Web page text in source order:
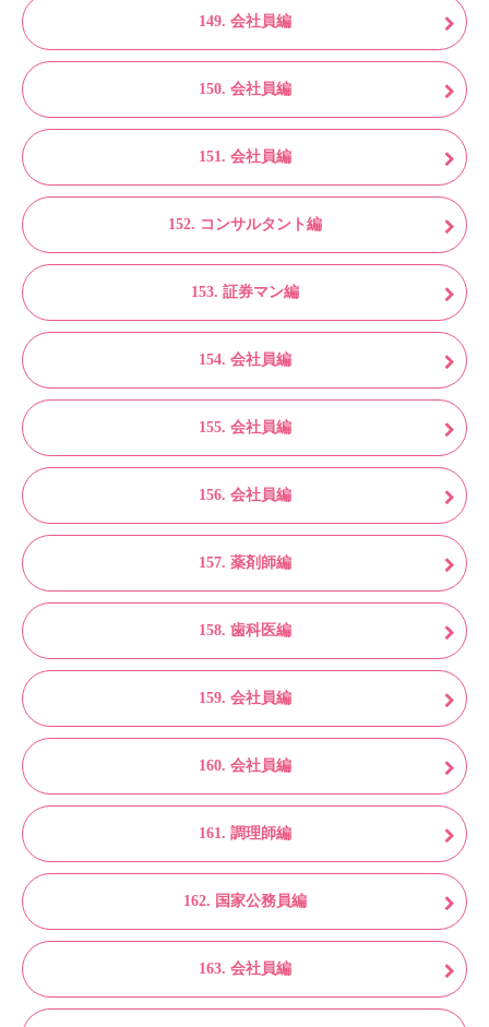
149. 会社員編
150. 会社員編
151. 会社員編
152. コンサルタント編
153. 証券マン編
154. 会社員編
155. 会社員編
156. 会社員編
157. 薬剤師編
158. 歯科医編
159. 会社員編
160. 会社員編
161. 調理師編
162. 国家公務員編
163. 会社員編